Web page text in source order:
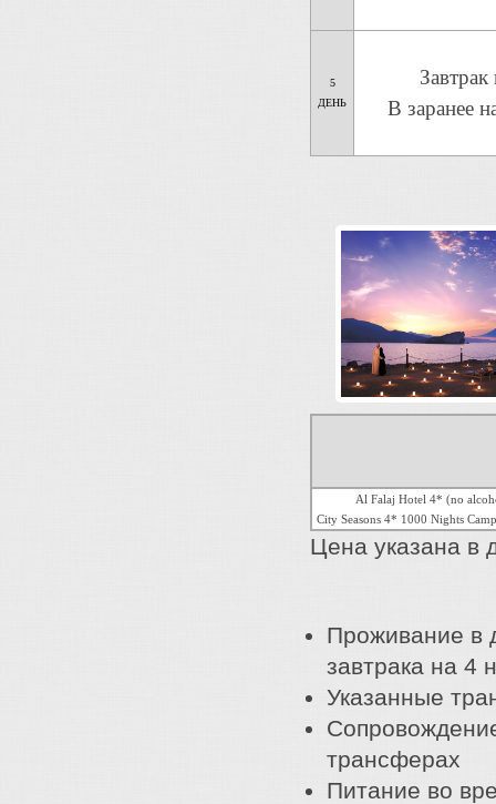
5
ДЕНЬ
В заранее
Al Falaj Hotel 4* (no
City Seasons 4* 1000 Nights
Цена указана в
Проживание в
завтрака на 4
Указанные
трансферах
Питание во